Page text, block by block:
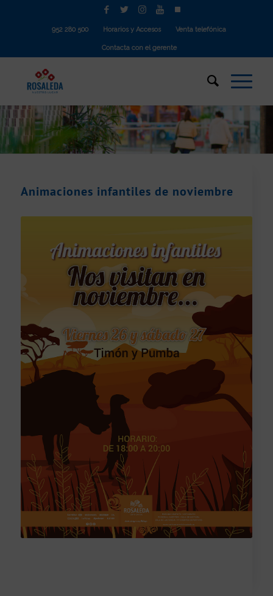
952 280 500 Horarios y Accesos Venta telefónica
Contacta con el gerente
Animaciones infantiles de noviembre